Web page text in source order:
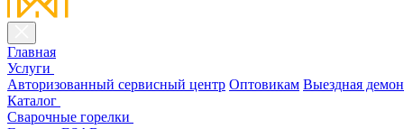
Главная
Услуги
Авторизованный сервисный центр Оптовикам Выездная
Каталог
Cварочные горелки